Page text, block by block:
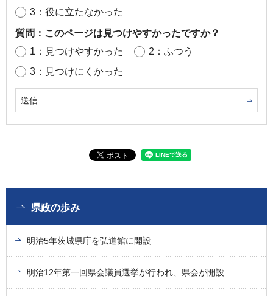
3：役に立たなかった
質問：このページは見つけやすかったですか？
1：見つけやすかった
2：ふつう
3：見つけにくかった
県政の歩み
明治5年茨城県庁を弘道館に開設
明治12年第一回県会議員選挙が行われ、県会が開設